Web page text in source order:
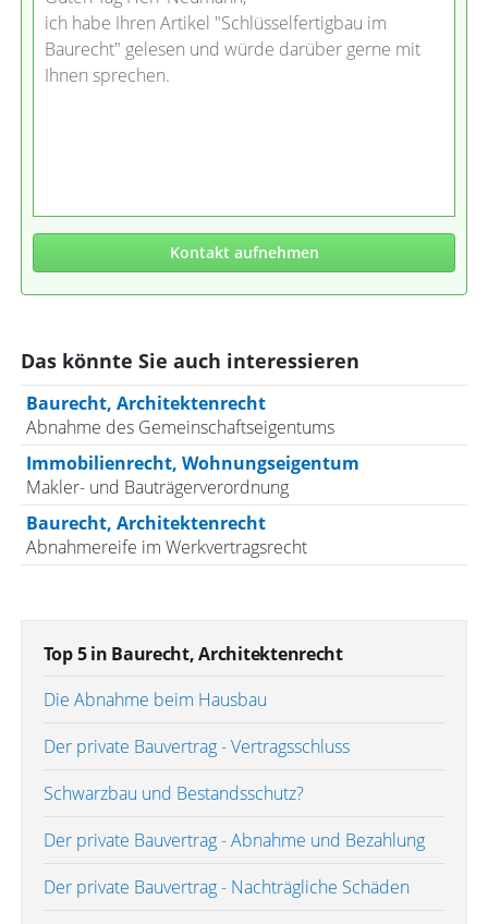
ich habe Ihren Artikel "Schlüsselfertigbau im
Baurecht" gelesen und würde darüber gerne mit
Ihnen sprechen.
Kontakt aufnehmen
Das könnte Sie auch interessieren
Baurecht, Architektenrecht
Abnahme des Gemeinschaftseigentums
Immobilienrecht, Wohnungseigentum
Makler- und Bauträgerverordnung
Baurecht, Architektenrecht
Abnahmereife im Werkvertragsrecht
Top 5 in Baurecht, Architektenrecht
Die Abnahme beim Hausbau
Der private Bauvertrag - Vertragsschluss
Schwarzbau und Bestandsschutz?
Der private Bauvertrag - Abnahme und Bezahlung
Der private Bauvertrag - Nachträgliche Schäden